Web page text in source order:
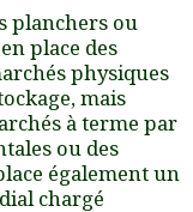
planchers ou
place des
physiques
mais
à terme par
ou des
également un
chargé